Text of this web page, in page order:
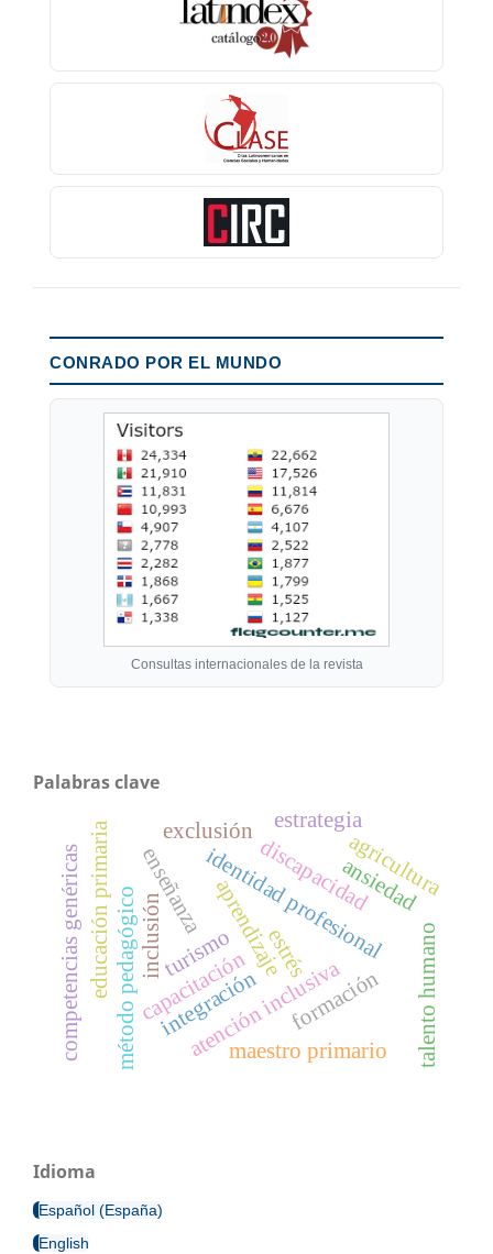
CONRADO POR EL MUNDO
Consultas internacionales de la revista
Palabras clave
formación
atención inclusiva
identidad profesional
enseñanzaaprendizaje
inclusión
exclusión
discapacidad
capacitación estrés
ansiedad
maestro primario
método pedagógico
agricultura
turismo
educación primaria
integración
competencias genéricas talento humano
estrategia
Idioma
Español (España)
English